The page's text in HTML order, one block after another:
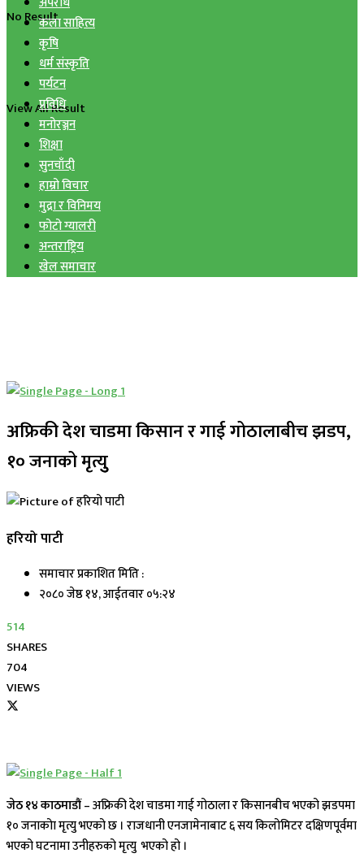
No Result
View All Result
कला साहित्य
कृषि
धर्म संस्कृति
पर्यटन
प्रविधि
मनोरञ्जन
शिक्षा
सुनचाँदी
हाम्रो विचार
मुद्रा र विनिमय
फोटो ग्यालरी
अन्तराष्ट्रिय
खेल समाचार
अफ्रिकी देश चाडमा किसान र गाई गोठालाबीच झडप,
१० जनाको मृत्युु
हरियो पाटी
समाचार प्रकाशित मिति :
२०८० जेष्ठ १४, आईतवार ०५:२४
514
SHARES
704
VIEWS
जेठ १४ काठमाडौं –अफ्रिकी देश चाडमा गाई गोठाला र किसानबीच भएको झडपमा
१० जनाकोा मृत्यु भएको छ । राजधानी एनजामेनाबाट ६ सय किलोमिटर दक्षिणपूर्वमा
भएको घटनामा उनीहरुको मृत्यु भएको हो ।